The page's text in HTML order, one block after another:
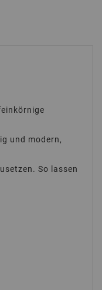
und modern,
So lassen